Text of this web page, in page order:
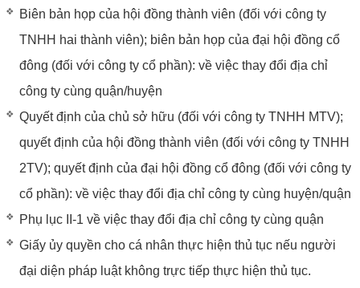
Biên bản họp của hội đồng thành viên (đối với công ty
TNHH hai thành viên); biên bản họp của đại hội đồng cổ
đông (đối với công ty cổ phần): về việc thay đổi địa chỉ
công ty cùng quận/huyện
Quyết định của chủ sở hữu (đối với công ty TNHH MTV);
quyết định của hội đồng thành viên (đối với công ty TNHH
2TV); quyết định của đại hội đồng cổ đông (đối với công ty
cổ phần): về việc thay đổi địa chỉ công ty cùng huyện/quận
Phụ lục II-1 về việc thay đổi địa chỉ công ty cùng quận
Giấy ủy quyền cho cá nhân thực hiện thủ tục nếu người
đại diện pháp luật không trực tiếp thực hiện thủ tục.